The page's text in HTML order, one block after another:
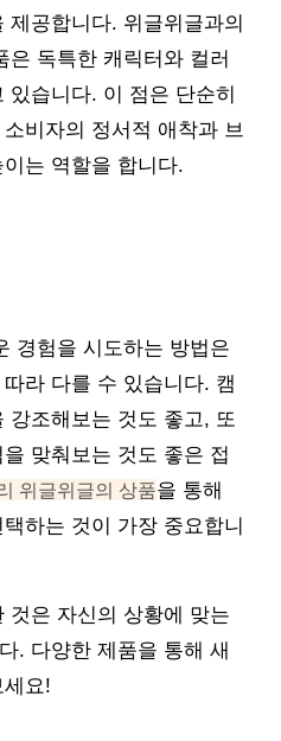
공합니다. 위글위글과의
은 독특한 캐릭터와 컬러
있습니다. 이 점은 단순히
비자의 정서적 애착과 브
는 역할을 합니다.
경험을 시도하는 방법은
라 다를 수 있습니다. 캠
강조해보는 것도 좋고, 또
맞춰보는 것도 좋은 접
위글위글의 상품을 통해
하는 것이 가장 중요합니
것은 자신의 상황에 맞는
. 다양한 제품을 통해 새
요!